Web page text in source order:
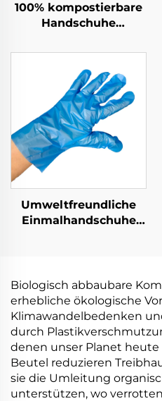
100% kompostierbare
Handschuhe
kompostierbar aus
PLA PBAT Maisstärke-
Material
Umweltfreundliche
Einmalhandschuhe
Material
Biologisch abbaubare
erhebliche ökologische
Klimawandelbedenken
durch
denen unser Planet
Beutel reduzieren
sie die Umleitung
unterstützen, wo